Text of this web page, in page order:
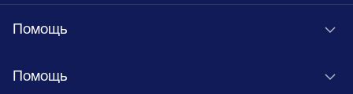
Помощь
Помощь